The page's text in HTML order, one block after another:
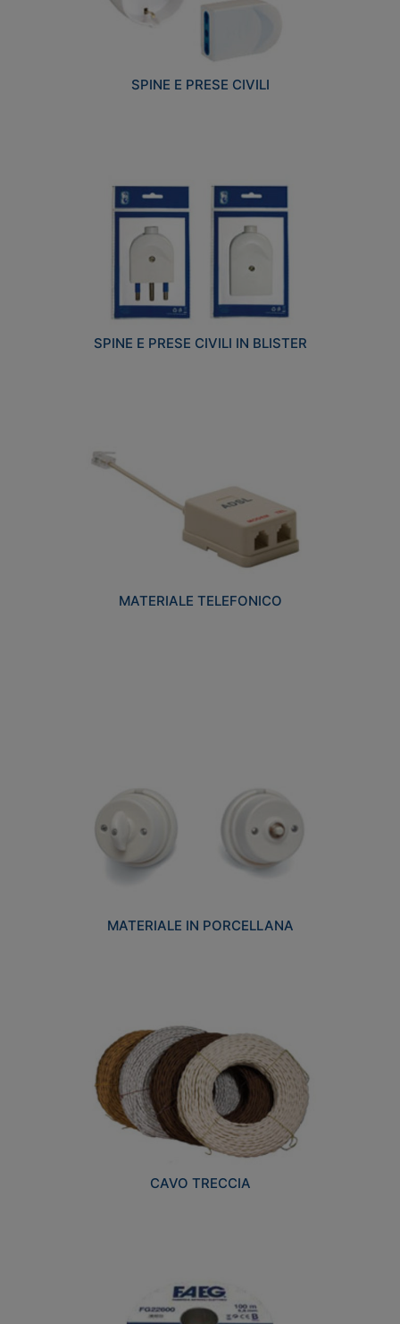
SPINE E PRESE CIVILI
SPINE E PRESE CIVILI IN BLISTER
MATERIALE TELEFONICO
MATERIALE IN PORCELLANA
CAVO TRECCIA